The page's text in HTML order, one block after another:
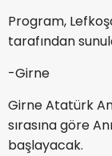
Program,
tarafından
-Girne
Girne Atatürk
sırasına göre
başlayacak.